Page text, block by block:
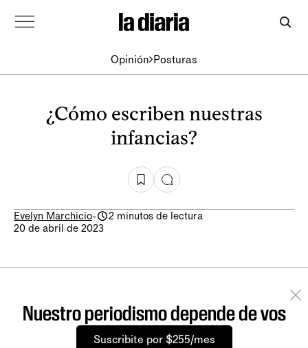
Opinión Posturas
¿Cómo escriben nuestras
infancias?
Evelyn Marchicio-
2 minutos de lectura
20 de abril de 2023
Nuestro periodismo depende de vos
Suscribite por $255/mes